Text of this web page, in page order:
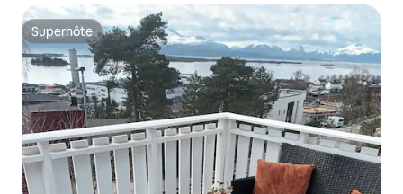
Superhôte
Superhôte